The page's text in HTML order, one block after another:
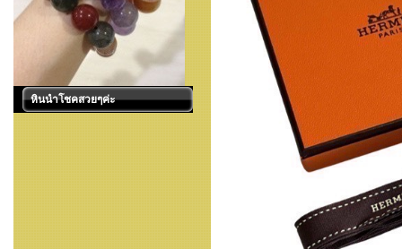
หินนำโชคสวยๆค่ะ